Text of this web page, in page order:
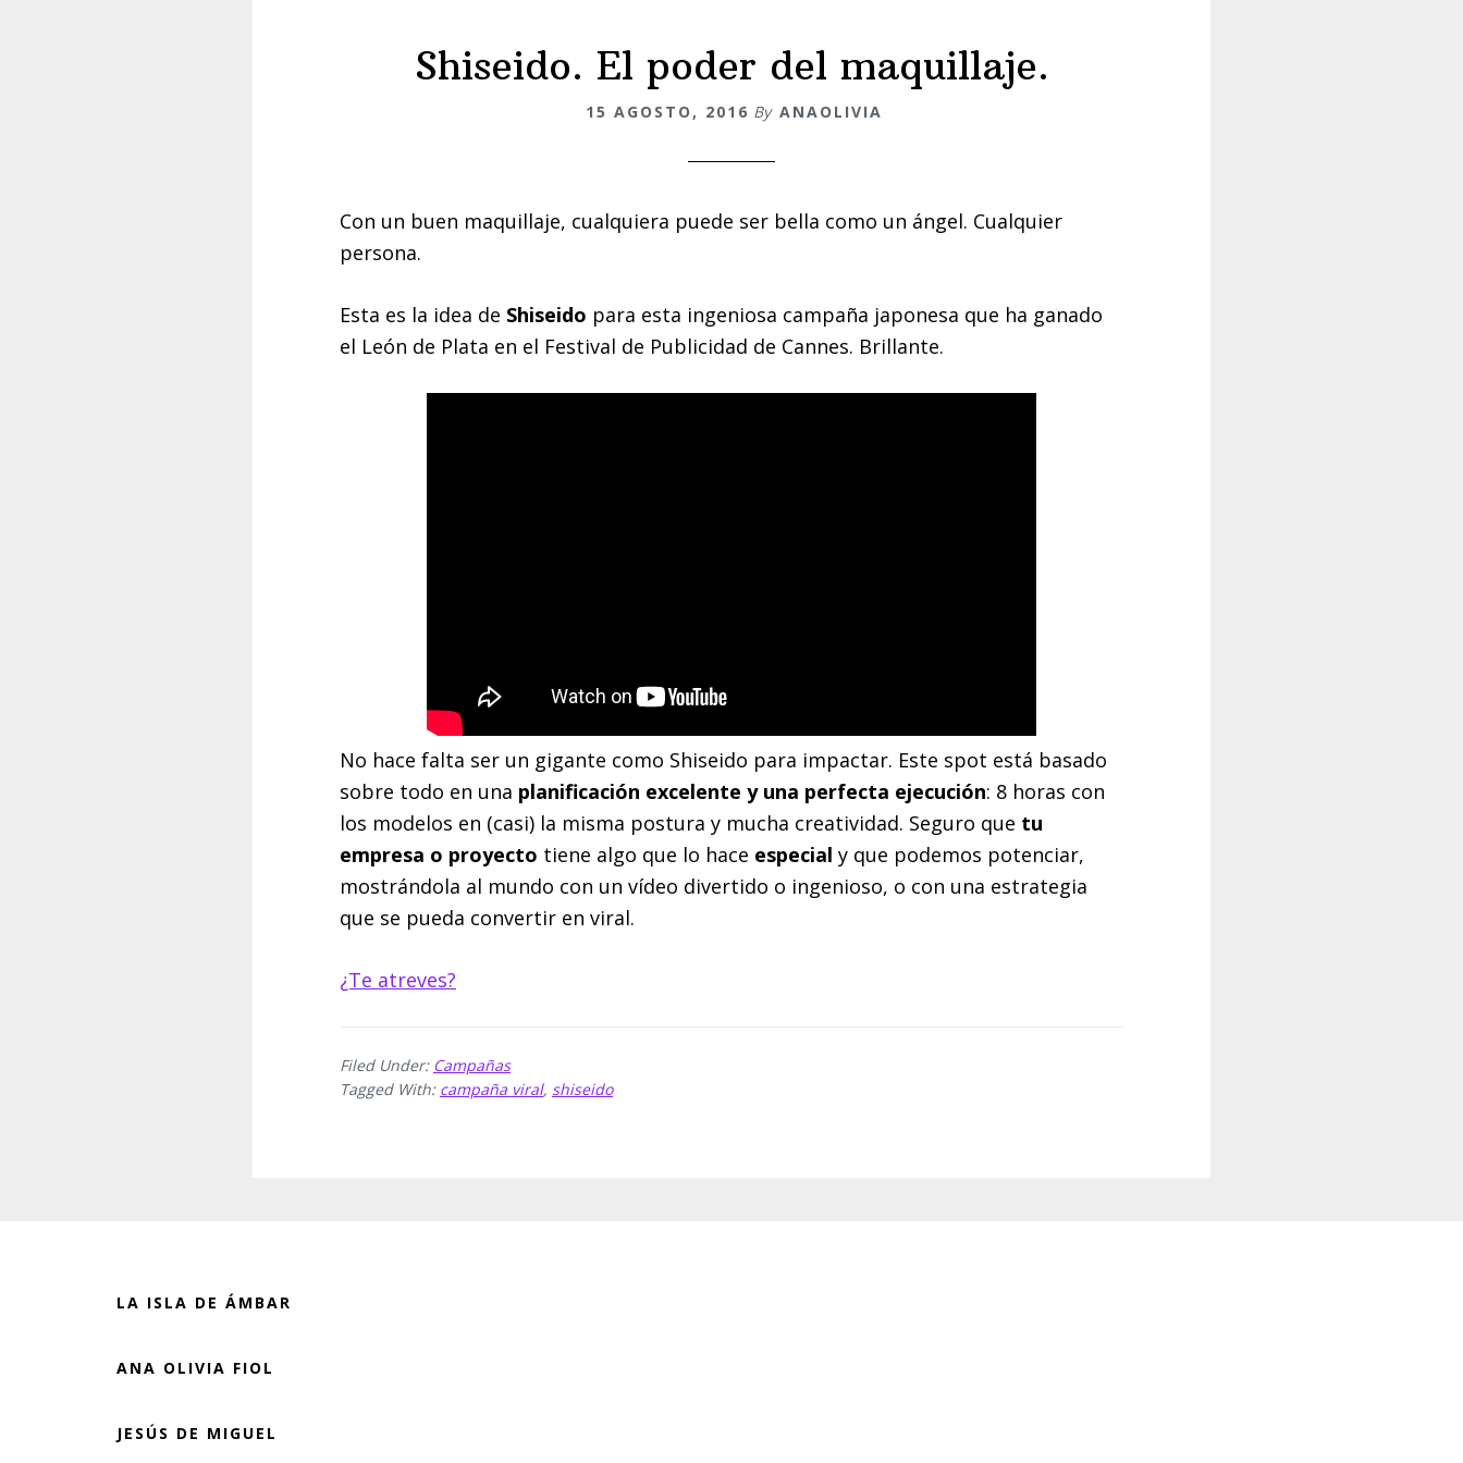
Shiseido. El poder del maquillaje.
15 AGOSTO, 2016 By ANAOLIVIA
Con un buen maquillaje, cualquiera puede ser bella como un ángel. Cualquier
persona.
Esta es la idea de Shiseido para esta ingeniosa campaña japonesa que ha ganado
el León de Plata en el Festival de Publicidad de Cannes. Brillante.
No hace falta ser un gigante como Shiseido para impactar. Este spot está basado
sobre todo en una planificación excelente y una perfecta ejecución: 8 horas con
los modelos en (casi) la misma postura y mucha creatividad. Seguro que tu
empresa o proyecto tiene algo que lo hace especial y que podemos potenciar,
mostrándola al mundo con un vídeo divertido o ingenioso, o con una estrategia
que se pueda convertir en viral.
¿Te atreves?
Filed Under: Campañas
Tagged With: campaña viral, shiseido
LA ISLA DE ÁMBAR
ANA OLIVIA FIOL
JESÚS DE MIGUEL